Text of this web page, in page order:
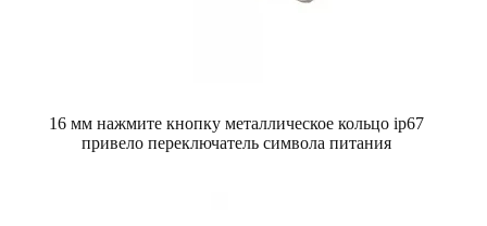
16 мм нажмите кнопку металлическое кольцо ip67
привело переключатель символа питания